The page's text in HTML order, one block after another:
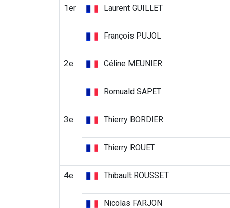
1er Laurent GUILLET
François PUJOL
2e Céline MEUNIER
Romuald SAPET
3e Thierry BORDIER
Thierry ROUET
4e Thibault ROUSSET
Nicolas FARJON